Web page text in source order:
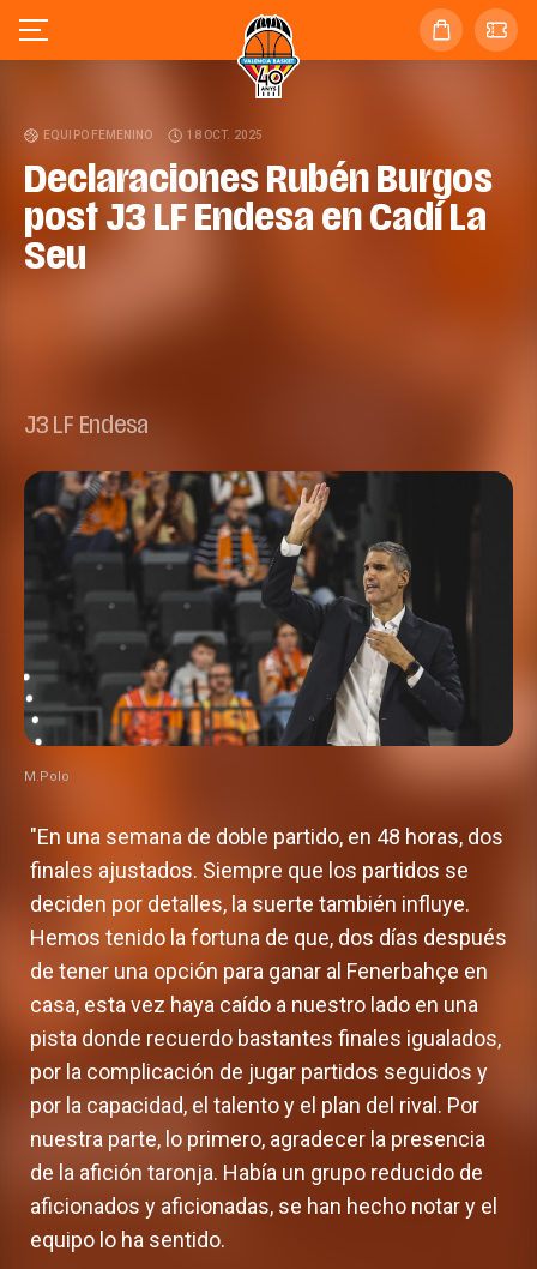
EQUIPO FEMENINO 18 OCT. 2025
Declaraciones Rubén Burgos
post J3 LF Endesa en Cadí La
Seu
J3 LF Endesa
M.Polo
"En una semana de doble partido, en 48 horas, dos
finales ajustados. Siempre que los partidos se
deciden por detalles, la suerte también influye.
Hemos tenido la fortuna de que, dos días después
de tener una opción para ganar al Fenerbahçe en
casa, esta vez haya caído a nuestro lado en una
pista donde recuerdo bastantes finales igualados,
por la complicación de jugar partidos seguidos y
por la capacidad, el talento y el plan del rival. Por
nuestra parte, lo primero, agradecer la presencia
de la afición taronja. Había un grupo reducido de
aficionados y aficionadas, se han hecho notar y el
equipo lo ha sentido.